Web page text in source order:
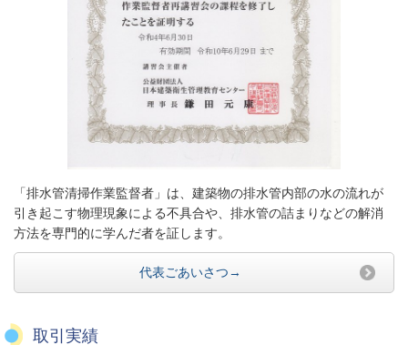
「排水管清掃作業監督者」は、建築物の排水管内部の水の流れが
引き起こす物理現象による不具合や、排水管の詰まりなどの解消
方法を専門的に学んだ者を証します。
代表ごあいさつ→
取引実績